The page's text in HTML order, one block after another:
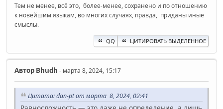
Тем не менее, всё это, более-менее, сохранено и по отношению
к новейшим языкам, во многих случаях, правда, приданы иные
смыслы.
QQ ЦИТИРОВАТЬ ВЫДЕЛЕННОЕ
Автор Bhudh - марта 8, 2024, 15:17
Цитата: dan-pt от марта 8, 2024, 02:41